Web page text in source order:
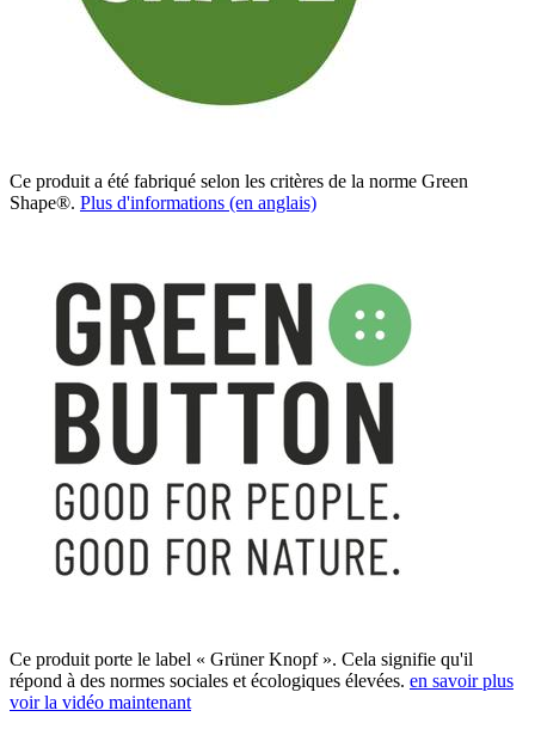
Ce produit a été fabriqué selon les critères de la norme Green
Shape®. Plus d'informations (en anglais)
Ce produit porte le label « Grüner Knopf ». Cela signifie qu'il
répond à des normes sociales et écologiques élevées. en savoir plus
voir la vidéo maintenant